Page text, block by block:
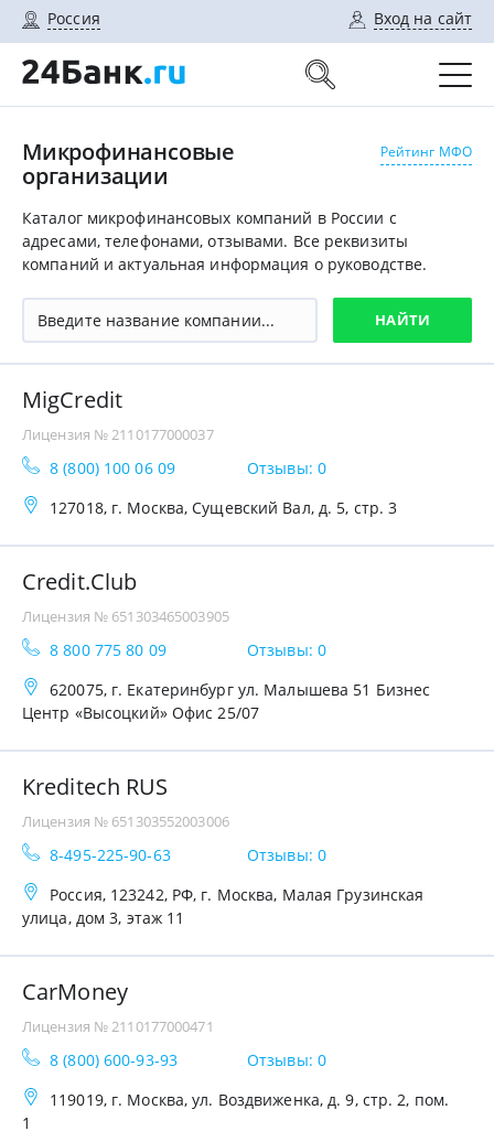
Россия Вход на сайт
Микрофинансовые
организации
Рейтинг МФО
Каталог микрофинансовых компаний в России с
адресами, телефонами, отзывами. Все реквизиты
компаний и актуальная информация о руководстве.
MigCredit
Лицензия № 2110177000037
8 (800) 100 06 09
Отзывы: 0
127018, г. Москва, Сущевский Вал, д. 5, стр. 3
Credit.Club
Лицензия № 651303465003905
8 800 775 80 09
Отзывы: 0
620075, г. Екатеринбург ул. Малышева 51 Бизнес
Центр «Высоцкий» Офис 25/07
Kreditech RUS
Лицензия № 651303552003006
8-495-225-90-63
Отзывы: 0
Россия, 123242, РФ, г. Москва, Малая Грузинская
улица, дом 3, этаж 11
CarMoney
Лицензия № 2110177000471
8 (800) 600-93-93
Отзывы: 0
119019, г. Москва, ул. Воздвиженка, д. 9, стр. 2, пом.
1